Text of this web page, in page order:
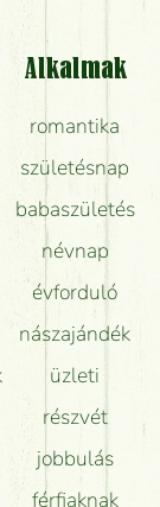
van?
csokor?
Alkalmak
romantika
születésnap
babaszületés
névnap
évforduló
nászajándék
üzleti
részvét
jobbulás
férfiaknak